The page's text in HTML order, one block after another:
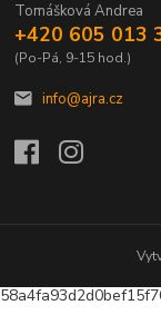
Tomášková Andrea
+420 605 013
(Po-Pá, 9-15 hod.)
info@ajra.cz